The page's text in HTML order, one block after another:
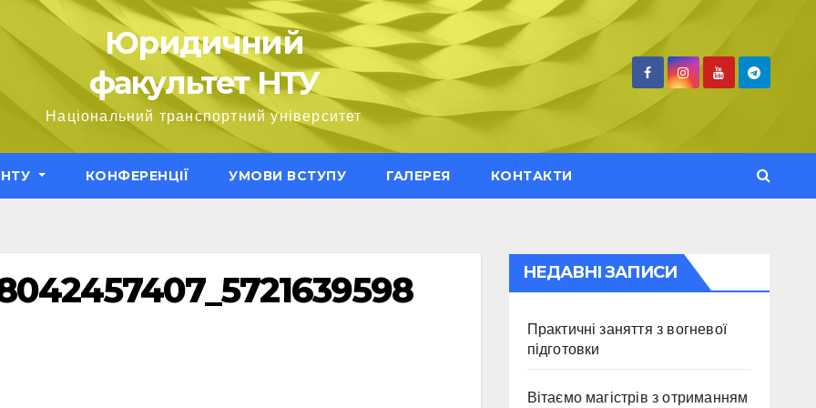
Юридичний
факультет НТУ
Національний транспортний університет
КОНФЕРЕНЦІЇ УМОВИ ВСТУПУ ГАЛЕРЕЯ КОНТАКТИ
НЕДАВНІ ЗАПИСИ
Практичні заняття з вогневої
підготовки
Вітаємо магістрів з отриманням